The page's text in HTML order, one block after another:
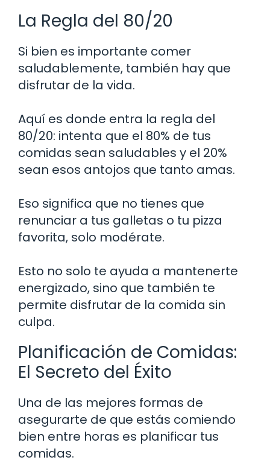
La Regla del 80/20
Si bien es importante comer
saludablemente, también hay que
disfrutar de la vida.
Aquí es donde entra la regla del
80/20: intenta que el 80% de tus
comidas sean saludables y el 20%
sean esos antojos que tanto amas.
Eso significa que no tienes que
renunciar a tus galletas o tu pizza
favorita, solo modérate.
Esto no solo te ayuda a mantenerte
energizado, sino que también te
permite disfrutar de la comida sin
culpa.
Planificación de Comidas:
El Secreto del Éxito
Una de las mejores formas de
asegurarte de que estás comiendo
bien entre horas es planificar tus
comidas.